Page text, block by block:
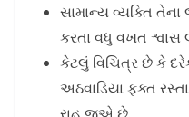
સામાન્ય વ્યક્તિ તેના
કરતા વધુ વખત શ્વાસ
કેટલું વિચિત્ર છે કે
અઠવાડિયા ફક્ત